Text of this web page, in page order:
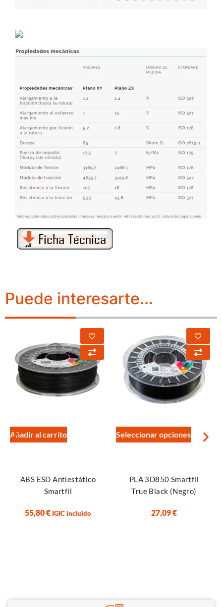
Puede interesarte...
Añadir al carrito
ABS ESD Antiestático
Smartfil
55,80€ IGIC incluido
Seleccionar opciones
PLA 3D850 Smartfil
True Black (Negro)
27,09€